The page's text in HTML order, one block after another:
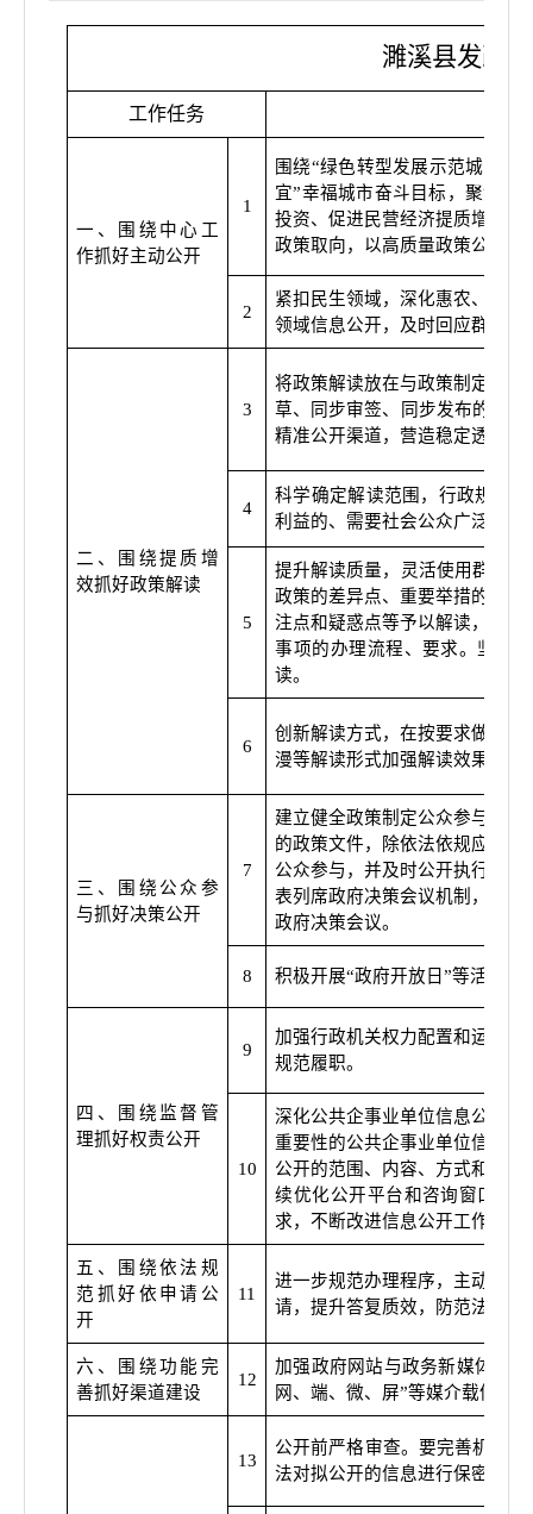
濉溪县发改委
工作任务
一、围绕中心工
作抓好主动公开
1
围绕“绿色转型发展示范城市、
宜”幸福城市奋斗目标，聚焦经
投资、促进民营经济提质增效
政策取向，以高质量政策公开助
2
紧扣民生领域，深化惠农、教
领域信息公开，及时回应群众关
二、围绕提质增
效抓好政策解读
3
将政策解读放在与政策制定同
草、同步审签、同步发布的
精准公开渠道，营造稳定透明可
4
科学确定解读范围，行政规范性
利益的、需要社会公众广泛知
5
提升解读质量，灵活使用群众喜
政策的差异点、重要举措的创
注点和疑惑点等予以解读，涉
事项的办理流程、要求。坚决
读。
6
创新解读方式，在按要求做好
漫等解读形式加强解读效果，
三、围绕公众参
与抓好决策公开
7
建立健全政策制定公众参与、
的政策文件，除依法依规应当
公众参与，并及时公开执行情
表列席政府决策会议机制，推
政府决策会议。
8 积极开展“政府开放日”等活动，
四、围绕监督管
理抓好权责公开
9
加强行政机关权力配置和运行
规范履职。
10
深化公共企事业单位信息公开
重要性的公共企事业单位信息
公开的范围、内容、方式和时
续优化公开平台和咨询窗口建
求，不断改进信息公开工作水平
五、围绕依法规
范抓好依申请公
开
11
进一步规范办理程序，主动沟
请，提升答复质效，防范法律风
六、围绕功能完
善抓好渠道建设
12
加强政府网站与政务新媒体协
网、端、微、屏”等媒介载体，
13
公开前严格审查。要完善机制、
法对拟公开的信息进行保密审